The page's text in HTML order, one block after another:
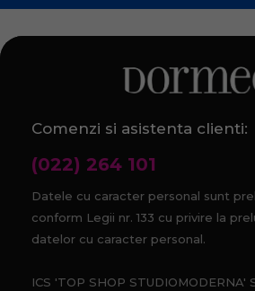
Comenzi si asistenta clienti:
(022) 264 101
Datele cu caracter personal sunt
conform Legii nr. 133 cu privire la
datelor cu caracter personal.
ICS 'TOP SHOP STUDIOMODERNA'